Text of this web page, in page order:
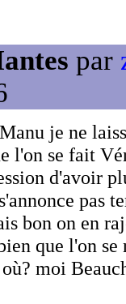
par
je ne
l'on se fait
d'avoir
pas
bon on en
que l'on
moi